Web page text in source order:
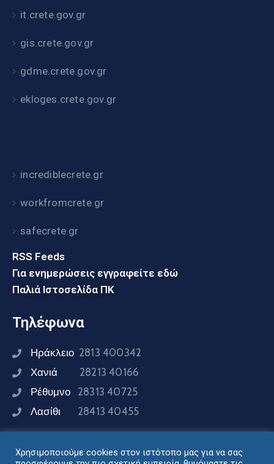
it.crete.gov.gr
gis.crete.gov.gr
gdme.crete.gov.gr
ekloges.crete.gov.gr
incrediblecrete.gr
workfromcrete.gr
safecrete.gr
RSS Feeds
Για ενημερώσεις εγγραφείτε εδώ
Παλιά Ιστοσελίδα ΠΚ
Τηλέφωνα
Ηράκλειο 2813 400342
Χανιά 28213 40166
Ρέθυμνο 28313 40725
Λασίθι 28413 40455
Συνδεθείτε μαζί μας
Χρησιμοποιούμε cookies στον ιστότοπο μας για να σας